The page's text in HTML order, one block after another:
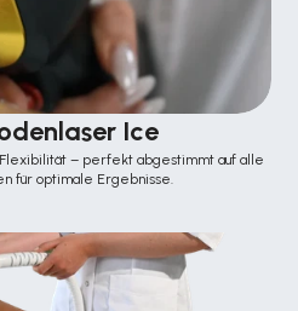
Ice
– perfekt abgestimmt auf alle
für optimale Ergebnisse.